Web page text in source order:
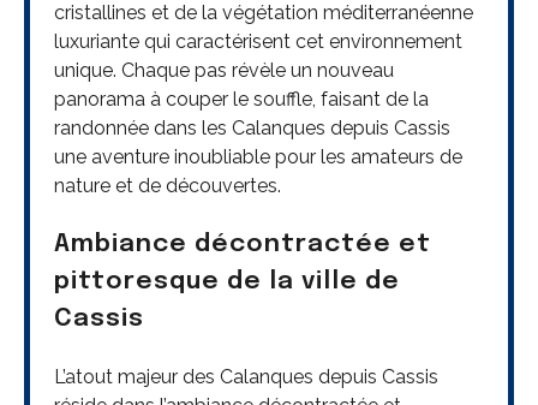
cristallines et de la végétation méditerranéenne
luxuriante qui caractérisent cet environnement
unique. Chaque pas révèle un nouveau
panorama à couper le souffle, faisant de la
randonnée dans les Calanques depuis Cassis
une aventure inoubliable pour les amateurs de
nature et de découvertes.
Ambiance décontractée et
pittoresque de la ville de
Cassis
L’atout majeur des Calanques depuis Cassis